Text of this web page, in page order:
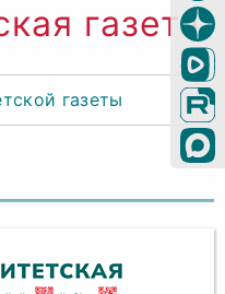
газета
газеты